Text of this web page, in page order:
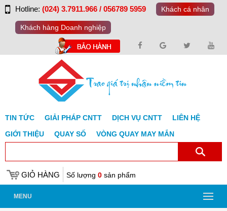
Hotline: (024) 3.7911.966 / 056789 5959 Khách cá nhân
Khách hàng Doanh nghiệp
TIN TỨC GIẢI PHÁP CNTT DỊCH VỤ CNTT
LIÊN HỆ
GIỚI THIỆU
QUAY SỐ VÒNG QUAY MAY MẮN
GIỎ HÀNG Số lượng 0 sản phẩm
MENU